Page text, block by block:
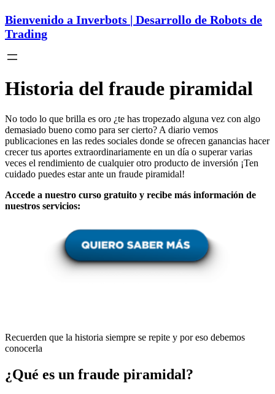
Bienvenido a Inverbots | Desarrollo de Robots de
Trading
Historia del fraude piramidal
No todo lo que brilla es oro ¿te has tropezado alguna vez con algo
demasiado bueno como para ser cierto? A diario vemos
publicaciones en las redes sociales donde se ofrecen ganancias hacer
crecer tus aportes extraordinariamente en un día o superar varias
veces el rendimiento de cualquier otro producto de inversión ¡Ten
cuidado puedes estar ante un fraude piramidal!
Accede a nuestro curso gratuito y recibe más información de
nuestros servicios:
Recuerden que la historia siempre se repite y por eso debemos
conocerla
¿Qué es un fraude piramidal?